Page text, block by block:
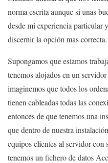
norma escrita aunque si unas
desde mi experiencia particular
discernir la opción mas correcta.
Supongamos que estamos
tenemos alojados en un
imaginemos que todos los
tienen cableadas todas las
entonces de que tenemos una
que dentro de nuestra
equipos clientes al servidor con
tenemos un fichero de datos